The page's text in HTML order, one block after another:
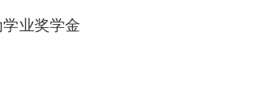
业奖学金